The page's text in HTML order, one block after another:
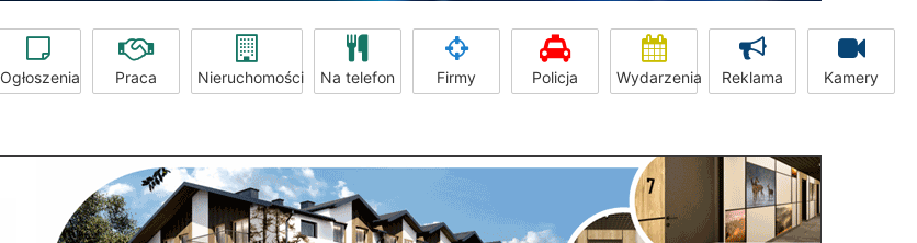
Ogłoszenia Praca Nieruchomości Na telefon Firmy Policja Wydarzenia Reklama Kamery